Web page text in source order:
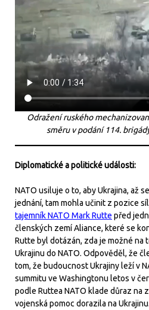
Odražení ruského
směru v podání 114.
Diplomatické a politické události:
NATO usiluje o to, aby Ukrajina, až
jednání, tam mohla učinit z pozice
tajemník NATO Mark Rutte před
členských zemí Aliance, které se
Rutte byl dotázán, zda je možné na
Ukrajinu do NATO. Odpověděl, že
tom, že budoucnost Ukrajiny leží v
summitu ve Washingtonu letos v
podle Ruttea NATO klade důraz na
vojenská pomoc dorazila na